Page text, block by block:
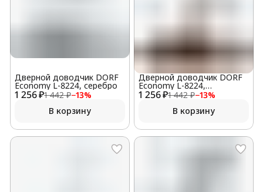
1 256 ₽1 442 ₽−13%
Дверной доводчик DORF
Economy L-8224, серебро
В корзину
1 256 ₽1 442 ₽−13%
Дверной доводчик DORF
Economy L-8224,
коричневый
В корзину